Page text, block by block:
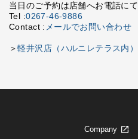
当日のご予約は店舗へお電話に
Tel :0267-46-9886
Contact : メールでお問い合わせ
＞軽井沢店（ハルニレテラス内
Company